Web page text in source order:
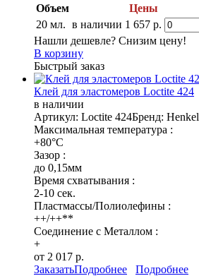
Объем
Цены
20 мл. в наличии 1 657 р.
Нашли дешевле? Снизим цену!
В корзину
Быстрый заказ
Клей для эластомеров Loctite 424
в наличии
Артикул: Loctite 424Бренд: Henkel
Максимальная температура :
+80°C
Зазор :
до 0,15мм
Время схватывания :
2-10 сек.
Пластмассы/Полиолефины :
++/++**
Соединение с Металлом :
+
от 2 017 р.
ЗаказатьПодробнее
Подробнее